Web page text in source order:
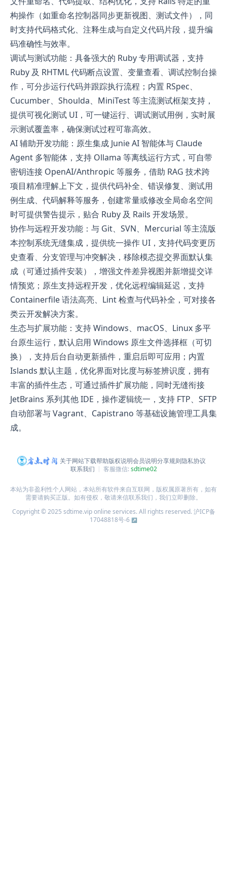
构操作（如重命名控制器同步更新视图、测试文件），同
时支持代码格式化、注释生成与自定义代码片段，提升编
码准确性与效率。
调试与测试功能：具备强大的 Ruby 专用调试器，支持
Ruby 及 RHTML 代码断点设置、变量查看、调试控制台操
作，可分步运行代码并跟踪执行流程；内置 RSpec、
Cucumber、Shoulda、MiniTest 等主流测试框架支持，
提供可视化测试 UI，可一键运行、调试测试用例，实时展
示测试覆盖率，确保测试过程可靠高效。
AI 辅助开发功能：原生集成 Junie AI 智能体与 Claude
Agent 多智能体，支持 Ollama 等离线运行方式，可自带
密钥连接 OpenAI/Anthropic 等服务，借助 RAG 技术跨
项目精准理解上下文，提供代码补全、错误修复、测试用
例生成、代码解释等服务，创建常量或修改全局命名空间
时可提供警告提示，贴合 Ruby 及 Rails 开发场景。
协作与远程开发功能：与 Git、SVN、Mercurial 等主流版
本控制系统无缝集成，提供统一操作 UI，支持代码变更历
史查看、分支管理与冲突解决，移除模态提交界面默认集
成（可通过插件安装），增强文件差异视图并新增提交详
情预览；原生支持远程开发，优化远程编辑延迟，支持
Containerfile 语法高亮、Lint 检查与代码补全，可对接各
类云开发解决方案。
生态与扩展功能：支持 Windows、macOS、Linux 多平
台原生运行，默认启用 Windows 原生文件选择框（可切
换），支持后台自动更新插件，重启后即可应用；内置
Islands 默认主题，优化界面对比度与标签辨识度，拥有
丰富的插件生态，可通过插件扩展功能，同时无缝衔接
JetBrains 系列其他 IDE，操作逻辑统一，支持 FTP、SFTP
自动部署与 Vagrant、Capistrano 等基础设施管理工具集
成。
关于网站下载帮助版权说明会员说明分享规则隐私协议
联系我们
客服微信:sdtime02
本站为非盈利性个人网站，本站所有软件来自互联网，版权属原著所有，如有
需要请购买正版。如有侵权，敬请来信联系我们，我们立即删除。
Copyright © 2025 sdtime.vip online services. All rights reserved.沪ICP备
17048818号-6